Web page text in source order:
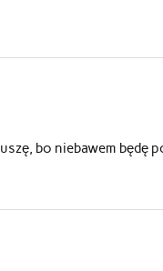
bo niebawem będę